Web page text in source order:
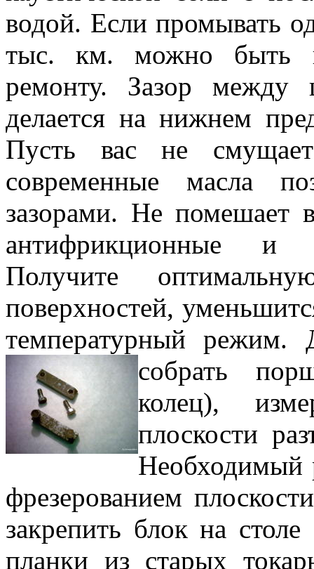
водой. Если промывать
тыс. км. можно быть
ремонту. Зазор
делается на нижнем
Пусть вас не
современные масла
зазорами. Не помешает
антифрикционные и
Получите
поверхностей,
температурный режим.
собрать
колец),
плоскости
Необходимый
фрезерованием
закрепить блок на
планки из старых